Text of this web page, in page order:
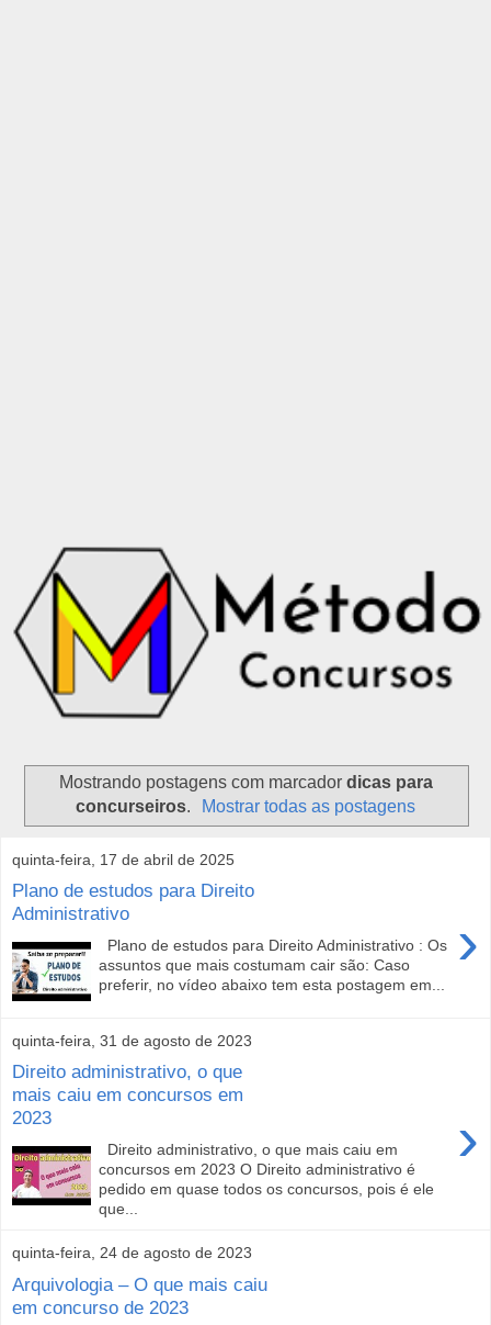
Mostrando postagens com marcador dicas para
concurseiros. Mostrar todas as postagens
quinta-feira, 17 de abril de 2025
Plano de estudos para Direito
Administrativo
›
Plano de estudos para Direito Administrativo : Os
assuntos que mais costumam cair são: Caso
preferir, no vídeo abaixo tem esta postagem em...
quinta-feira, 31 de agosto de 2023
Direito administrativo, o que
mais caiu em concursos em
2023
›
Direito administrativo, o que mais caiu em
concursos em 2023 O Direito administrativo é
pedido em quase todos os concursos, pois é ele
que...
quinta-feira, 24 de agosto de 2023
Arquivologia – O que mais caiu
em concurso de 2023